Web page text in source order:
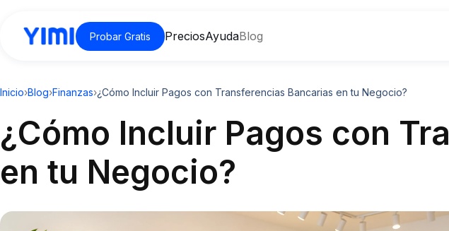
Probar Gratis PreciosAyudaBlog
Inicio›Blog›Finanzas›¿Cómo Incluir Pagos con Transferencias Bancarias en tu Negocio?
¿Cómo Incluir Pagos con
en tu Negocio?